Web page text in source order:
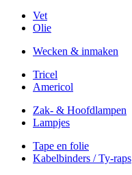
Vet
Olie
Wecken & inmaken
Tricel
Americol
Zak- & Hoofdlampen
Lampjes
Tape en folie
Kabelbinders / Ty-raps